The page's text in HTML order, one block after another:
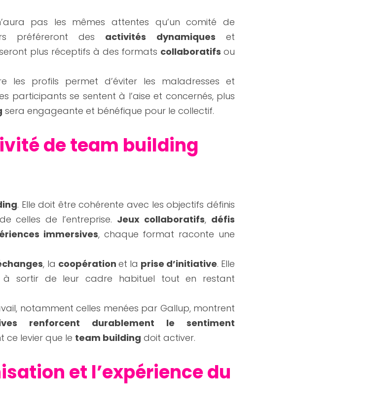
pas les mêmes attentes qu’un comité de
préféreront des activités dynamiques
plus réceptifs à des formats collaboratifs
les profils permet d’éviter les maladresses et
participants se sentent à l’aise et concernés, plus
sera engageante et bénéfique pour le collectif.
de team building
. Elle doit être cohérente avec les objectifs définis
celles de l’entreprise. Jeux collaboratifs, défis
immersives, chaque format raconte une
, la coopération et la prise d’initiative. Elle
à sortir de leur cadre habituel tout en restant
notamment celles menées par Gallup, montrent
renforcent durablement le sentiment
ce levier que le team building doit activer.
et l’expérience du